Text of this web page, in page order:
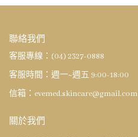
聯絡我們
客服專線：(04) 2327-0888
客服時間：週一~週五 9:00-18:00
信箱：evemed.skincare@gmail.com
關於我們